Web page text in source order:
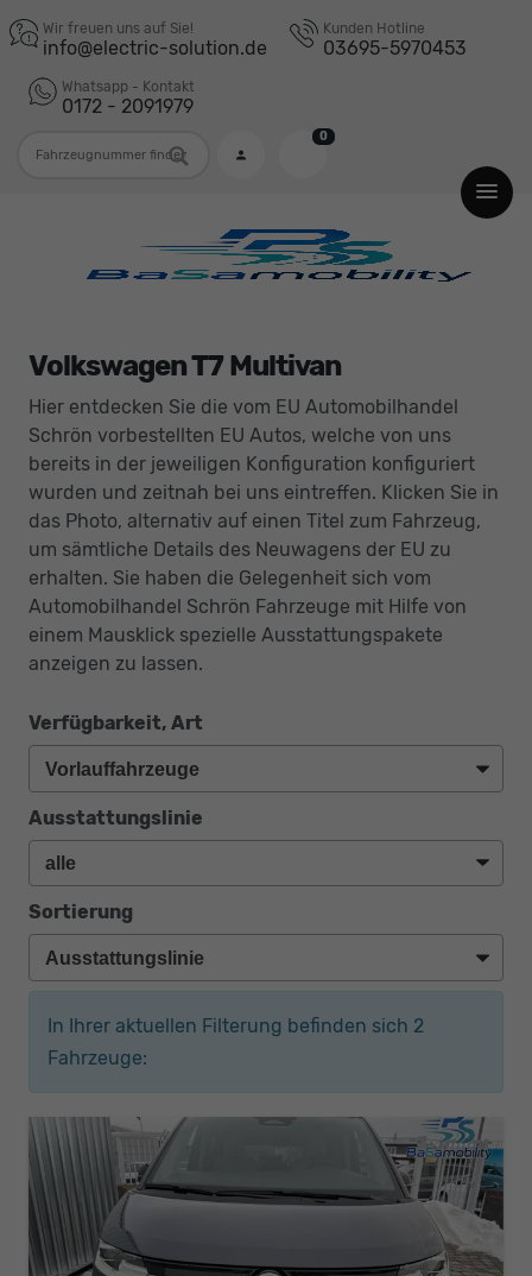
Wir freuen uns auf Sie!
info@electric-solution.de
Kunden Hotline
03695-5970453
Whatsapp - Kontakt
0172 - 2091979
0
Volkswagen T7 Multivan
Hier entdecken Sie die vom EU Automobilhandel
Schrön vorbestellten EU Autos, welche von uns
bereits in der jeweiligen Konfiguration konfiguriert
wurden und zeitnah bei uns eintreffen. Klicken Sie in
das Photo, alternativ auf einen Titel zum Fahrzeug,
um sämtliche Details des Neuwagens der EU zu
erhalten. Sie haben die Gelegenheit sich vom
Automobilhandel Schrön Fahrzeuge mit Hilfe von
einem Mausklick spezielle Ausstattungspakete
anzeigen zu lassen.
Verfügbarkeit, Art
Ausstattungslinie
Sortierung
In Ihrer aktuellen Filterung befinden sich 2
Fahrzeuge: